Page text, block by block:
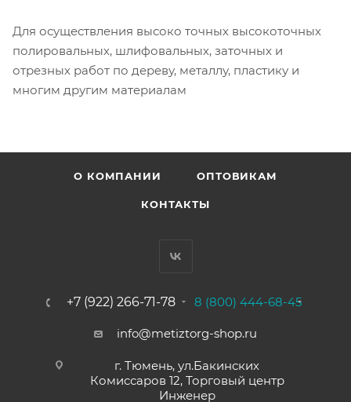
Для осуществления высоко точных высокоточных
полировальных, шлифовальных, заточных и
отрезных работ по дереву, металлу, пластику и
многим другим материалам
О КОМПАНИИ ОПТОВИКАМ
КОНТАКТЫ
+7 (922) 266-71-78 8 (800) 444-68-45
info@metiztorg-shop.ru
г. Тюмень, ул.Бакинских
Комиссаров 12, Торговый центр
Инженер